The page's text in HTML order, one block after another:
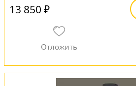
13 850 ₽